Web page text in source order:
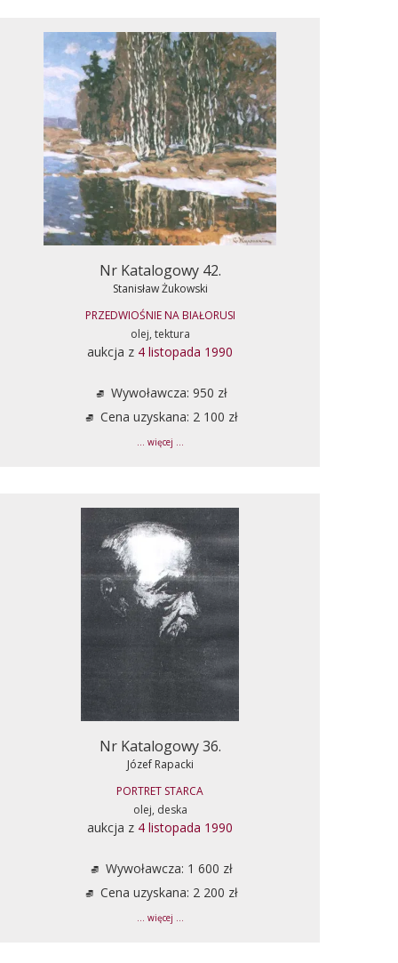
Nr Katalogowy 42.
Stanisław Żukowski
PRZEDWIOŚNIE NA BIAŁORUSI
olej, tektura
aukcja z 4 listopada 1990
Wywoławcza: 950 zł
Cena uzyskana: 2 100 zł
... więcej ...
Nr Katalogowy 36.
Józef Rapacki
PORTRET STARCA
olej, deska
aukcja z 4 listopada 1990
Wywoławcza: 1 600 zł
Cena uzyskana: 2 200 zł
... więcej ...